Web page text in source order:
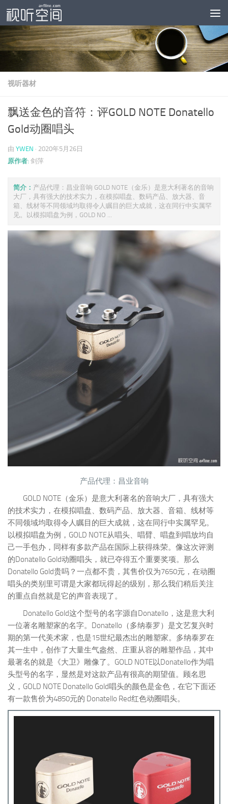
跳至内容
视听器材
飘送金色的音符：评GOLD NOTE Donatello
Gold动圈唱头
由 YWEN · 2020年5月26日
原作者: 剑萍
简介： 产品代理：昌业音响 GOLD NOTE（金乐）是意大利著名的音响
大厂，具有强大的技术实力，在模拟唱盘、数码产品、放大器、音
箱、线材等不同领域均取得令人瞩目的巨大成就，这在同行中实属罕
见。以模拟唱盘为例，GOLD NO ...
产品代理：昌业音响
GOLD NOTE（金乐）是意大利著名的音响大厂，具有强大
的技术实力，在模拟唱盘、数码产品、放大器、音箱、线材等
不同领域均取得令人瞩目的巨大成就，这在同行中实属罕见。
以模拟唱盘为例，GOLD NOTE从唱头、唱臂、唱盘到唱放均自
己一手包办，同样有多款产品在国际上获得殊荣。像这次评测
的Donatello Gold动圈唱头，就已夺得五个重要奖项。那么
Donatello Gold贵吗？一点都不贵，其售价仅为7650元，在动圈
唱头的类别里可谓是大家都玩得起的级别，那么我们稍后关注
的重点自然就是它的声音表现了。
Donatello Gold这个型号的名字源自Donatello，这是意大利
一位著名雕塑家的名字。Donatello（多纳泰罗）是文艺复兴时
期的第一代美术家，也是15世纪最杰出的雕塑家。多纳泰罗在
其一生中，创作了大量生气盎然、庄重从容的雕塑作品，其中
最著名的就是《大卫》雕像了。GOLD NOTE以Donatello作为唱
头型号的名字，显然是对这款产品有很高的期望值。顾名思
义，GOLD NOTE Donatello Gold唱头的颜色是金色，在它下面还
有一款售价为4850元的 Donatello Red红色动圈唱头。